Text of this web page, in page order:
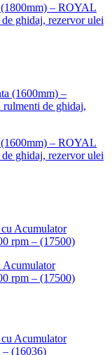
(1800mm) – ROYAL
ghidaj, rezervor ulei
(1600mm) – ROYAL
ghidaj, rezervor ulei
Acumulator
rpm – (17500)